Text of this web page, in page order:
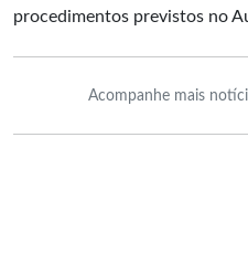
procedimentos previstos no
Acompanhe mais